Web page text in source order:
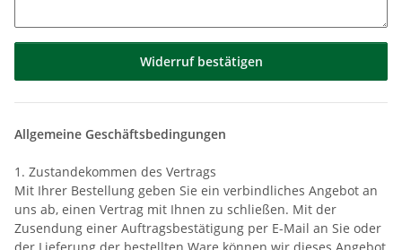
Widerruf bestätigen
Allgemeine Geschäftsbedingungen
1. Zustandekommen des Vertrags
Mit Ihrer Bestellung geben Sie ein verbindliches Angebot an
uns ab, einen Vertrag mit Ihnen zu schließen. Mit der
Zusendung einer Auftragsbestätigung per E-Mail an Sie oder